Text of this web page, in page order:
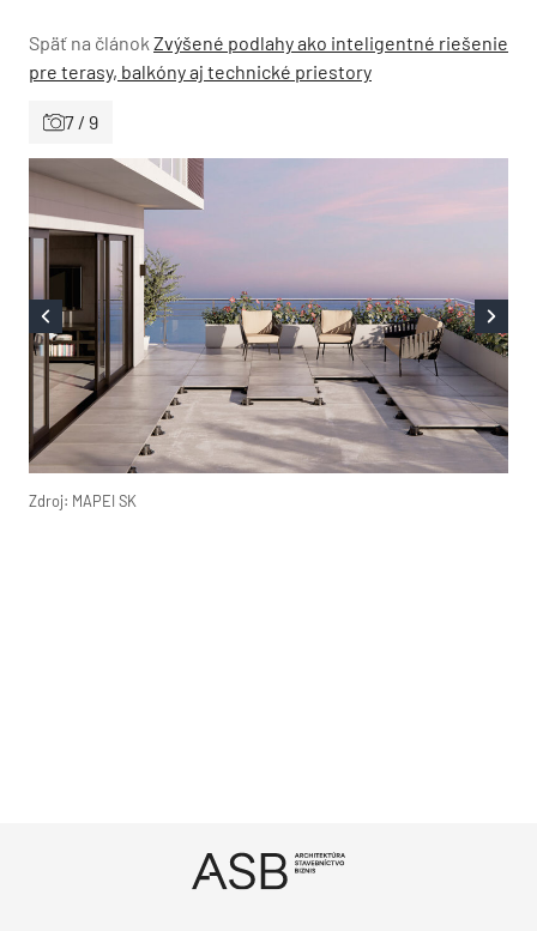
Späť na článok Zvýšené podlahy ako inteligentné riešenie
pre terasy, balkóny aj technické priestory
7 / 9
Zdroj: MAPEI SK